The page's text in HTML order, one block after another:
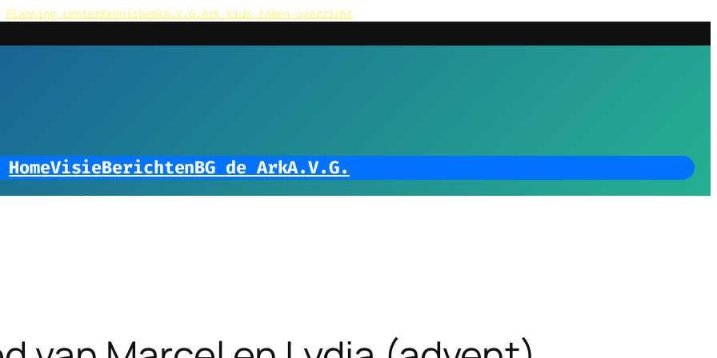
Planning centerKennisbankA.V.G.Ark kids taken overzicht
HomeVisieBerichtenBG de ArkA.V.G.